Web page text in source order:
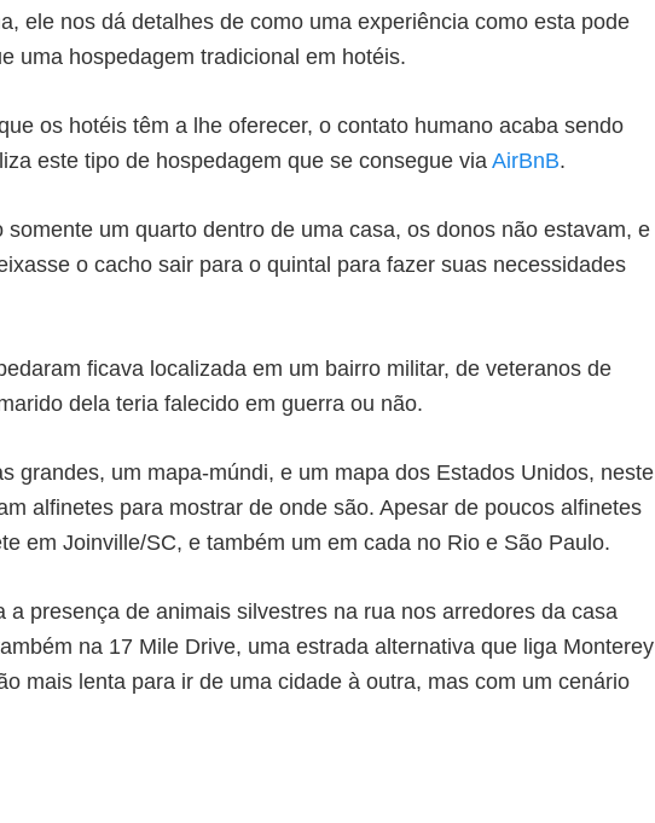
ele nos dá detalhes de como uma experiência como esta pode
uma hospedagem tradicional em hotéis.
os hotéis têm a lhe oferecer, o contato humano acaba sendo
este tipo de hospedagem que se consegue via AirBnB.
um quarto dentro de uma casa, os donos não estavam, e
o cacho sair para o quintal para fazer suas necessidades
ficava localizada em um bairro militar, de veteranos de
dela teria falecido em guerra ou não.
grandes, um mapa-múndi, e um mapa dos Estados Unidos, neste
alfinetes para mostrar de onde são. Apesar de poucos alfinetes
em Joinville/SC, e também um em cada no Rio e São Paulo.
a presença de animais silvestres na rua nos arredores da casa
na 17 Mile Drive, uma estrada alternativa que liga Monterey
mais lenta para ir de uma cidade à outra, mas com um cenário